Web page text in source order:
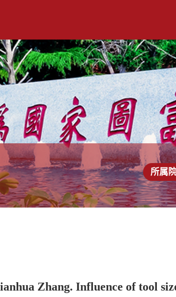
所属
Zhang. Influence of tool